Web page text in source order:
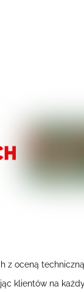
z oceną
klientów na